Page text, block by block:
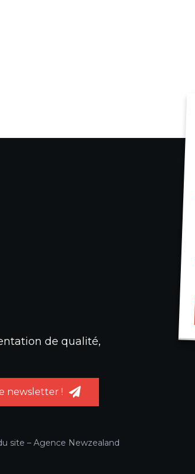
de qualité,
newsletter !
site – Agence Newzealand